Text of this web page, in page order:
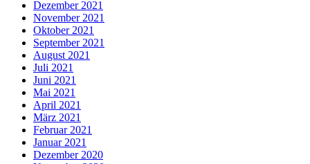
Dezember 2021
November 2021
Oktober 2021
September 2021
August 2021
Juli 2021
Juni 2021
Mai 2021
April 2021
März 2021
Februar 2021
Januar 2021
Dezember 2020